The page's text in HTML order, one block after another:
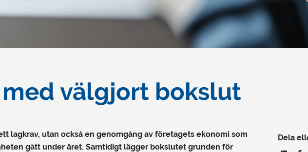
välgjort bokslut
lagkrav, utan också en genomgång av företagets ekonomi som
gått under året. Samtidigt lägger bokslutet grunden för
Dela